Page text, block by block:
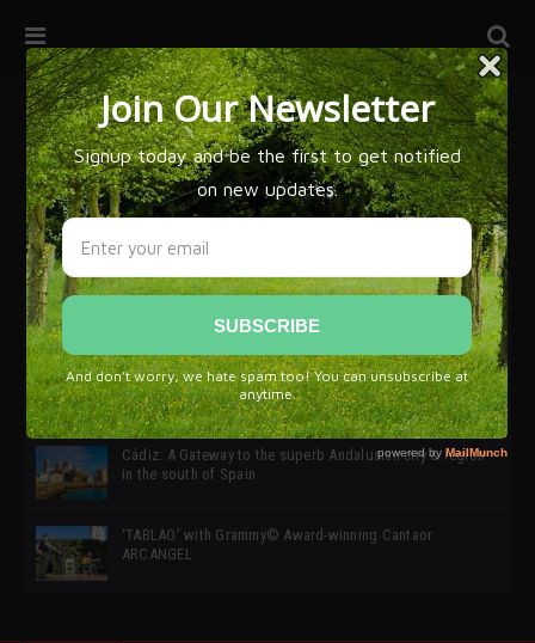
32ª edición de Ciutat Flamenco 2026 * 16 – 25 Octubre,
SIMOF 30 Edition 2025 * ‘We are all SIMOF’
Cádiz: A Gateway to the superb Andalusian city & region
in the south of Spain
‘TABLAO’ with Grammy© Award-winning Cantaor
ARCANGEL